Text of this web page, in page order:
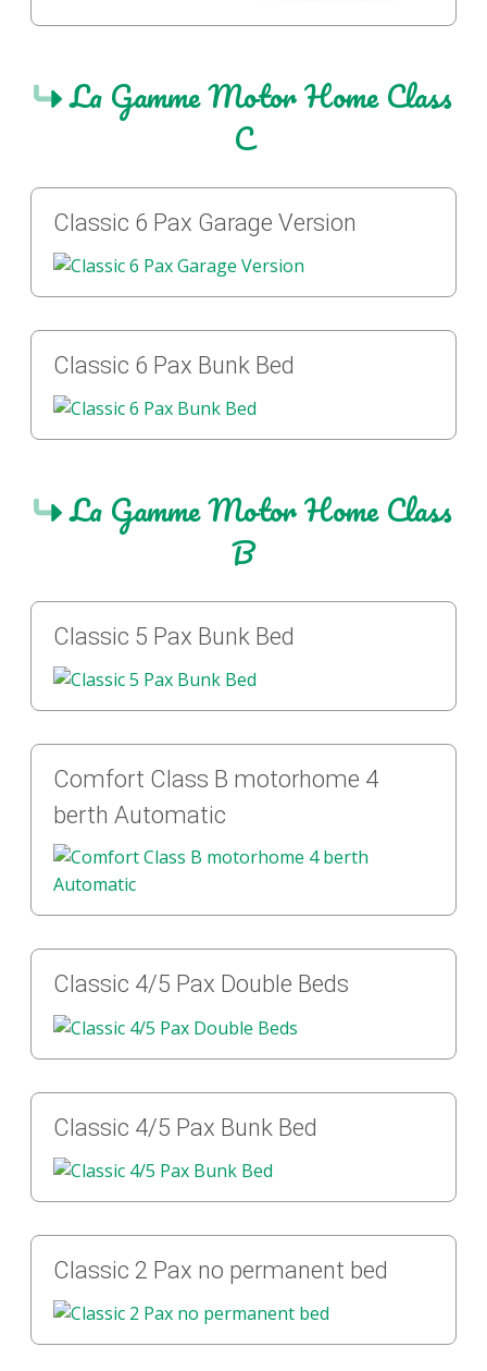
La Gamme Motor Home Class
C
Classic 6 Pax Garage Version
Classic 6 Pax Bunk Bed
La Gamme Motor Home Class
B
Classic 5 Pax Bunk Bed
Comfort Class B motorhome 4
berth Automatic
Classic 4/5 Pax Double Beds
Classic 4/5 Pax Bunk Bed
Classic 2 Pax no permanent bed